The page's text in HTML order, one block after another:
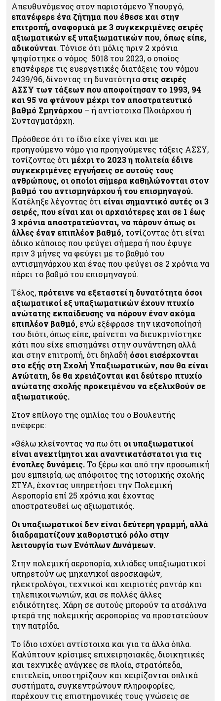
Απευθυνόμενος στον παριστάμενο Υπουργό,
επανέφερε ένα ζήτημα που έθεσε και στην
επιτροπή, αναφορικά με 3 συγκεκριμένες σειρές
αξιωματικών εξ υπαξιωματικών που, όπως είπε,
αδικούνται. Τόνισε ότι μόλις πριν 2 χρόνια
ψηφίστηκε ο νόμος 5018 του 2023, ο οποίος
επανέφερε τις ευεργετικές διατάξεις του νόμου
2439/96, δίνοντας τη δυνατότητα στις σειρές
ΑΣΣΥ των τάξεων που αποφοίτησαν το 1993, 94
και 95 να φτάνουν μέχρι τον αποστρατευτικό
βαθμό Σμηνάρχου – ή αντίστοιχα Πλοιάρχου ή
Συνταγματάρχη.
Πρόσθεσε ότι το ίδιο είχε γίνει και με
προηγούμενο νόμο για προηγούμενες τάξεις ΑΣΣΥ,
τονίζοντας ότι μέχρι το 2023 η πολιτεία έδινε
συγκεκριμένες εγγυήσεις σε αυτούς τους
ανθρώπους, οι οποίοι σήμερα καθηλώνονται στον
βαθμό του αντισμηνάρχου ή του επισμηναγού.
Κατέληξε λέγοντας ότι είναι σημαντικό αυτές οι 3
σειρές, που είναι και οι αρχαιότερες και σε 1 έως
3 χρόνια αποστρατεύονται, να πάρουν όπως οι
άλλες έναν επιπλέον βαθμό, τονίζοντας ότι είναι
άδικο κάποιος που φεύγει σήμερα ή που έφυγε
πριν 3 μήνες να φεύγει με το βαθμό του
αντισμηνάρχου και ένας που φεύγει σε 2 χρόνια να
πάρει το βαθμό του επισμηναγού.
Τέλος, πρότεινε να εξεταστεί η δυνατότητα όσοι
αξιωματικοί εξ υπαξιωματικών έχουν πτυχίο
ανώτατης εκπαίδευσης να πάρουν έναν ακόμα
επιπλέον βαθμό, ενώ εξέφρασε την ικανοποίησή
του διότι, όπως είπε, φαίνεται να διευκρινίστηκε
κάτι που είχε επισημάνει στην συνάντηση αλλά
και στην επιτροπή, ότι δηλαδή όσοι εισέρχονται
στο εξής στη Σχολή Υπαξιωματικών, που θα είναι
Ανώτατη, δε θα χρειάζονται και δεύτερο πτυχίο
ανώτατης σχολής προκειμένου να εξελιχθούν σε
αξιωματικούς.
Στον επίλογο της ομιλίας του ο Βουλευτής
ανέφερε:
«Θέλω κλείνοντας να πω ότι οι υπαξιωματικοί
είναι ανεκτίμητοι και αναντικατάστατοι για τις
ένοπλες δυνάμεις.Το ξέρω και από την προσωπική
μου εμπειρία, ως απόφοιτος της ιστορικής σχολής
ΣΤΥΑ, έχοντας υπηρετήσει την Πολεμική
Αεροπορία επί 25 χρόνια και έχοντας
αποστρατευθεί ως αξιωματικός.
Οι υπαξιωματικοί δεν είναι δεύτερη γραμμή, αλλά
διαδραματίζουν καθοριστικό ρόλο στην
λειτουργία των Ενόπλων Δυνάμεων.
Στην πολεμική αεροπορία, χιλιάδες υπαξιωματικοί
υπηρετούν ως μηχανικοί αεροσκαφών,
ηλεκτρολόγοι, τεχνικοί και χειριστές ραντάρ και
τηλεπικοινωνιών, και σε πολλές άλλες
ειδικότητες. Χάρη σε αυτούς μπορούν τα ατσάλινα
φτερά της πολεμικής αεροπορίας να προστατεύουν
την πατρίδα.
Το ίδιο ισχύει αντίστοιχα και για τα άλλα όπλα.
Καλύπτουν κρίσιμες επιχειρησιακές, διοικητικές
και τεχνικές ανάγκες σε πλοία, στρατόπεδα,
επιτελεία, υποστηρίζουν και χειρίζονται οπλικά
συστήματα, συγκεντρώνουν πληροφορίες,
παρέχουν τις επιστημονικές τους γνώσεις σε